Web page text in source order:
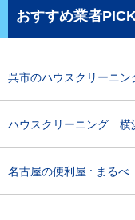
おすすめ業者
呉市のハウスクリーニン
ハウスクリーニング 横
名古屋の便利屋 : まるべ